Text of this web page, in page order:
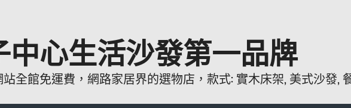
中心生活沙發第一品牌
全館免運費，網路家居界的選物店，款式: 實木床架, 美式沙發,